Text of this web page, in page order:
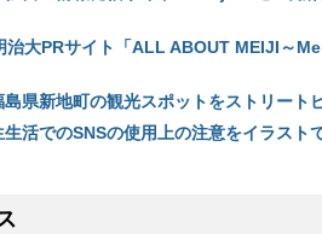
治大PRサイト「ALL ABOUT MEIJI～
県新地町の観光スポットをストリート
活でのSNSの使用上の注意をイラスト